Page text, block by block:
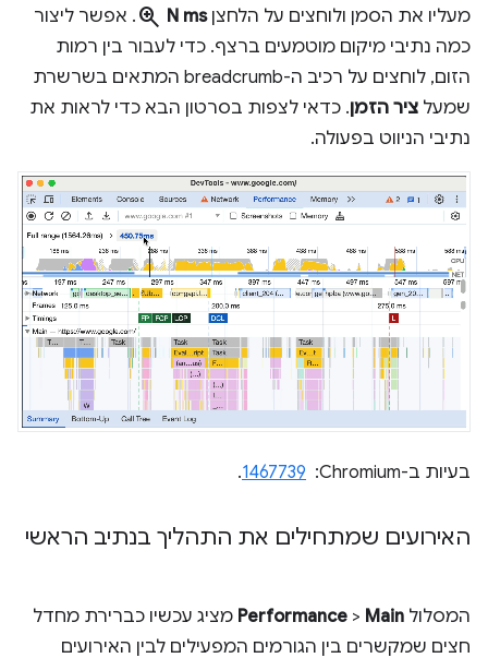
מעליו את הסמן ולוחצים על הלחצןN ms
zoom_in . אפשר ליצור
כמה נתיבי מיקום מוטמעים ברצף. כדי לעבור בין רמות
הזום, לוחצים על רכיב ה-breadcrumb המתאים בשרשרת
שמעל ציר הזמן. כדאי לצפות בסרטון הבא כדי לראות את
נתיבי הניווט בפעולה.
בעיות ב-Chromium: ‏ 1467739
.
האירועים שמתחילים את התהליך בנתיב הראשי
המסלול Performance > Main
מציג עכשיו כברירת מחדל
חצים שמקשרים בין הגורמים המפעילים לבין האירועים